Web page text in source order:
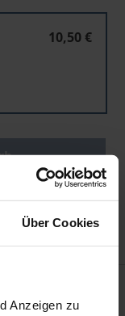
Über Cookies
Anzeigen zu
10,50 €